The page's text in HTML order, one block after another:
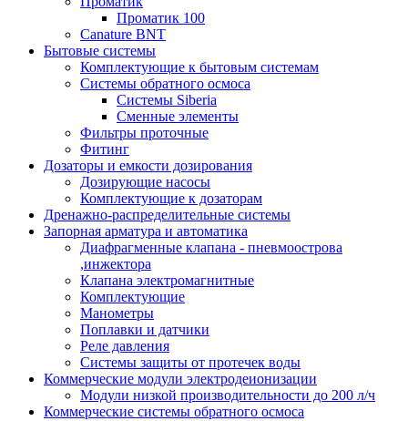
Проматик 100
Сanature BNT
Бытовые системы
Комплектующие к бытовым системам
Системы обратного осмоса
Системы Siberia
Сменные элементы
Фильтры проточные
Фитинг
Дозаторы и емкости дозирования
Дозирующие насосы
Комплектующие к дозаторам
Дренажно-распределительные системы
Запорная арматура и автоматика
Диафрагменные клапана - пневмоострова
,инжектора
Клапана электромагнитные
Комплектующие
Манометры
Поплавки и датчики
Реле давления
Системы защиты от протечек воды
Коммерческие модули электродеионизации
Модули низкой производительности до 200 л/ч
Коммерческие системы обратного осмоса